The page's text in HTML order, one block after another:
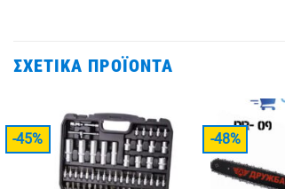
ΣΧΕΤΙΚΆ ΠΡΟΪΌΝΤΑ
-45% -48%